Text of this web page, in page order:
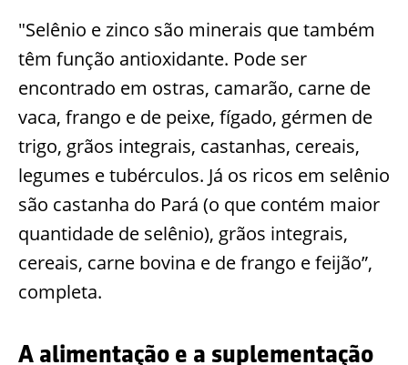
"Selênio e zinco são minerais que também
têm função antioxidante. Pode ser
encontrado em ostras, camarão, carne de
vaca, frango e de peixe, fígado, gérmen de
trigo, grãos integrais, castanhas, cereais,
legumes e tubérculos. Já os ricos em selênio
são castanha do Pará (o que contém maior
quantidade de selênio), grãos integrais,
cereais, carne bovina e de frango e feijão”,
completa.
A alimentação e a suplementação